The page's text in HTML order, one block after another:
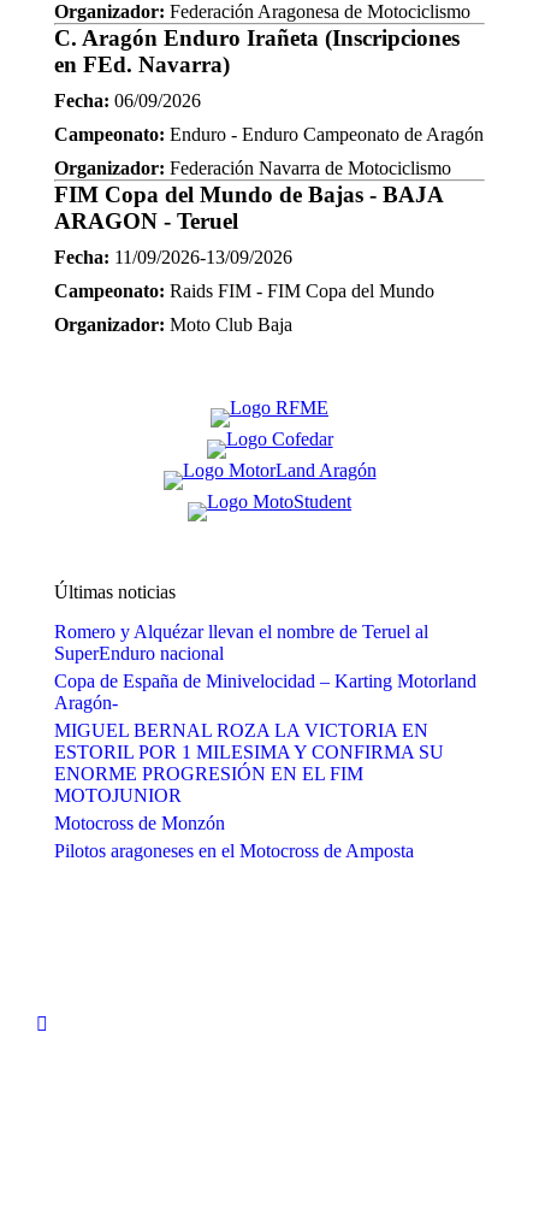
Organizador: Federación Aragonesa de Motociclismo
C. Aragón Enduro Irañeta (Inscripciones
en FEd. Navarra)
Fecha: 06/09/2026
Campeonato: Enduro - Enduro Campeonato de Aragón
Organizador: Federación Navarra de Motociclismo
FIM Copa del Mundo de Bajas - BAJA
ARAGON - Teruel
Fecha: 11/09/2026-13/09/2026
Campeonato: Raids FIM - FIM Copa del Mundo
Organizador: Moto Club Baja
Últimas noticias
Romero y Alquézar llevan el nombre de Teruel al
SuperEnduro nacional
Copa de España de Minivelocidad – Karting Motorland
Aragón-
MIGUEL BERNAL ROZA LA VICTORIA EN
ESTORIL POR 1 MILESIMA Y CONFIRMA SU
ENORME PROGRESIÓN EN EL FIM
MOTOJUNIOR
Motocross de Monzón
Pilotos aragoneses en el Motocross de Amposta